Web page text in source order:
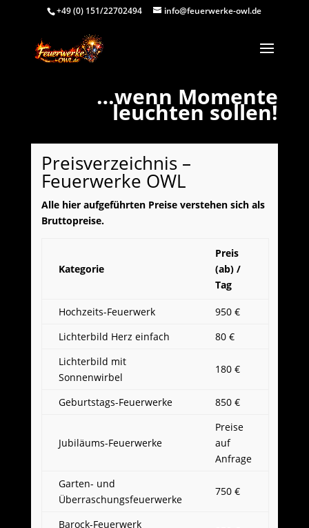
+49 (0) 151/22702494 info@feuerwerke-owl.de
…wenn Momente
leuchten sollen!
Preisverzeichnis –
Feuerwerke OWL
Alle hier aufgeführten Preise verstehen sich als
Bruttopreise.
Kategorie
Preis
(ab) /
Tag
Hochzeits-Feuerwerk
950 €
Lichterbild Herz einfach
80 €
Lichterbild mit
Sonnenwirbel
180 €
Geburtstags-Feuerwerke 850 €
Jubiläums-Feuerwerke
Preise
auf
Anfrage
Garten- und
Überraschungsfeuerwerke
750 €
Barock-Feuerwerk